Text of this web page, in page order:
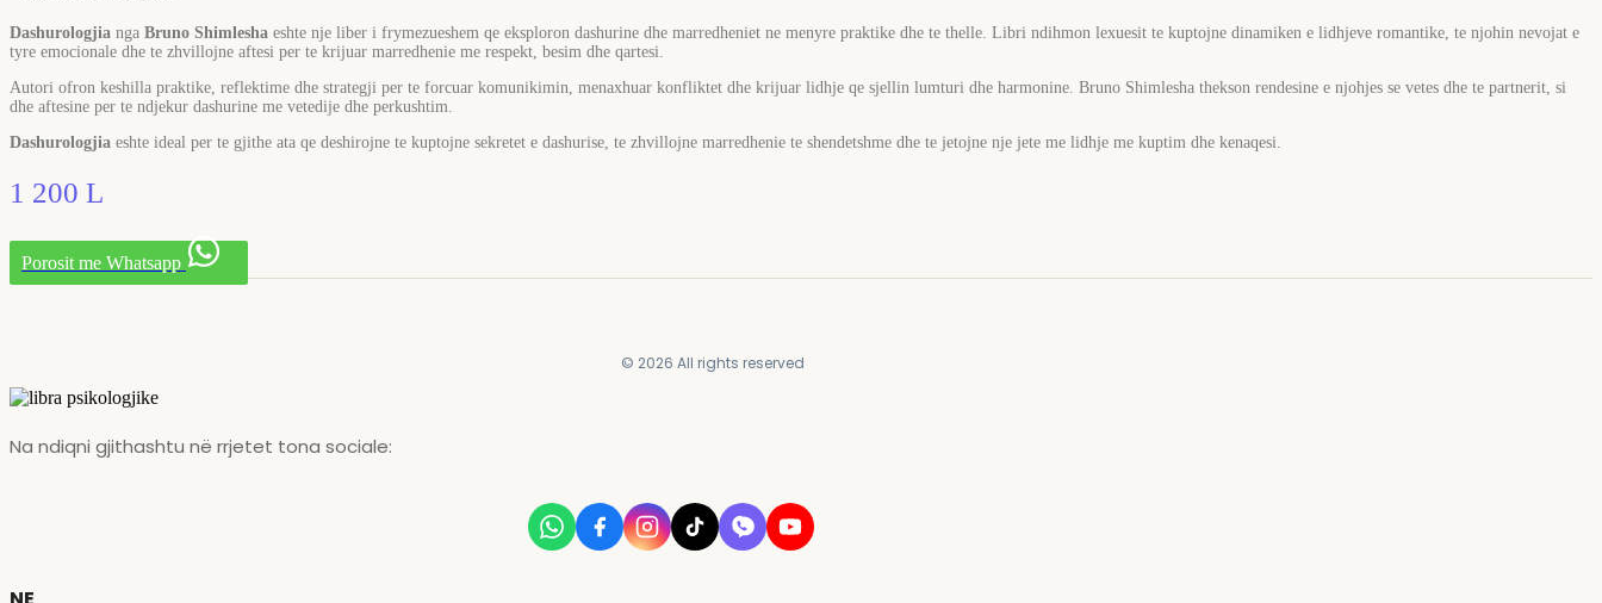
Dashurologjia nga Bruno Shimlesha eshte nje liber i frymezueshem qe eksploron dashurine dhe marredheniet ne menyre praktike dhe te thelle. Libri ndihmon lexuesit te kuptojne dinamiken e lidhjeve romantike, te njohin nevojat e
tyre emocionale dhe te zhvillojne aftesi per te krijuar marredhenie me respekt, besim dhe qartesi.
Autori ofron keshilla praktike, reflektime dhe strategji per te forcuar komunikimin, menaxhuar konfliktet dhe krijuar lidhje qe sjellin lumturi dhe harmonine. Bruno Shimlesha thekson rendesine e njohjes se vetes dhe te partnerit, si
dhe aftesine per te ndjekur dashurine me vetedije dhe perkushtim.
Dashurologjia eshte ideal per te gjithe ata qe deshirojne te kuptojne sekretet e dashurise, te zhvillojne marredhenie te shendetshme dhe te jetojne nje jete me lidhje me kuptim dhe kenaqesi.
1 200 L
Porosit me Whatsapp
© 2026 All rights reserved
Na ndiqni gjithashtu në rrjetet tona sociale: